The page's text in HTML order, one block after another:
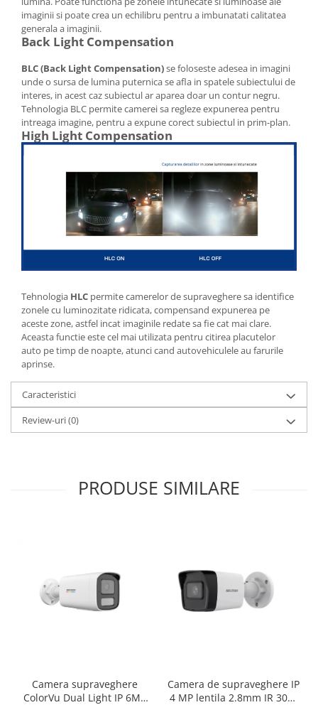
imaginii si poate crea un echilibru pentru a imbunatati calitatea
generala a imaginii.
Back Light Compensation
BLC (Back Light Compensation)se foloseste adesea in imagini
unde o sursa de lumina puternica se afla in spatele subiectului de
interes, in acest caz subiectul ar aparea doar un contur negru.
Tehnologia BLC permite camerei sa regleze expunerea pentru
intreaga imagine, pentru a expune corect subiectul in prim-plan.
High Light Compensation
Tehnologia HLC permite camerelor de supraveghere sa identifice
zonele cu luminozitate ridicata, compensand expunerea pe
aceste zone, astfel incat imaginile redate sa fie cat mai clare.
Aceasta functie este cel mai utilizata pentru citirea placutelor
auto pe timp de noapte, atunci cand autovehiculele au farurile
aprinse.
Caracteristici
Review-uri(0)
PRODUSE SIMILARE
Camera supraveghere
ColorVu Dual Light IP 6MP
Camera de supraveghere IP
4 MP lentila 2.8mm IR 30m